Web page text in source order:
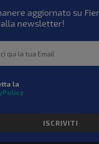
aggiornato su
newsletter!
la